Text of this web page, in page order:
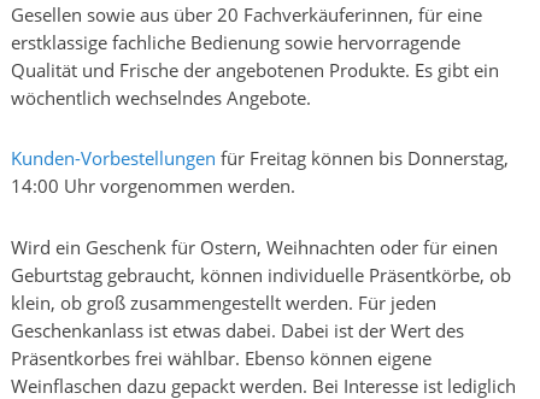
Gesellen sowie aus über 20 Fachverkäuferinnen, für eine
erstklassige fachliche Bedienung sowie hervorragende
Qualität und Frische der angebotenen Produkte. Es gibt ein
wöchentlich wechselndes Angebote.
Kunden-Vorbestellungen für Freitag können bis Donnerstag,
14:00 Uhr vorgenommen werden.
Wird ein Geschenk für Ostern, Weihnachten oder für einen
Geburtstag gebraucht, können individuelle Präsentkörbe, ob
klein, ob groß zusammengestellt werden. Für jeden
Geschenkanlass ist etwas dabei. Dabei ist der Wert des
Präsentkorbes frei wählbar. Ebenso können eigene
Weinflaschen dazu gepackt werden. Bei Interesse ist lediglich